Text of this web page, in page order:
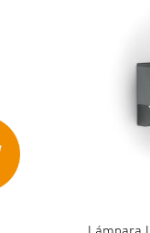
Lámpara